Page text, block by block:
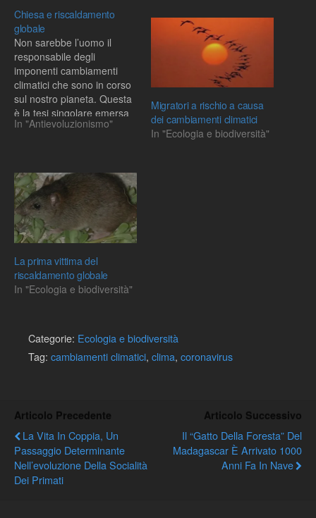
Chiesa e riscaldamento
globale
Non sarebbe l’uomo il
responsabile degli
imponenti cambiamenti
climatici che sono in corso
sul nostro pianeta. Questa
è la tesi singolare emersa
dal seminario sul tema
Vaticano venerdì 27 aprile
2007, il cui resoconto si
può trovare on line per
mano del Presidente del…
In "Antievoluzionismo"
Migratori a rischio a causa
dei cambiamenti climatici
In "Ecologia e biodiversità"
La prima vittima del
riscaldamento globale
In "Ecologia e biodiversità"
Categorie: Ecologia e biodiversità
Tag: cambiamenti climatici, clima, coronavirus
Articolo Precedente
La Vita In Coppia, Un
Passaggio Determinante
Nell’evoluzione Della Socialità
Dei Primati
Articolo Successivo
Il “gatto Della Foresta” Del
Madagascar È Arrivato 1000
Anni Fa In Nave